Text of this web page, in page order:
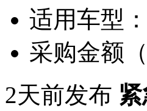
适用车型：
采购金额
2天前发布